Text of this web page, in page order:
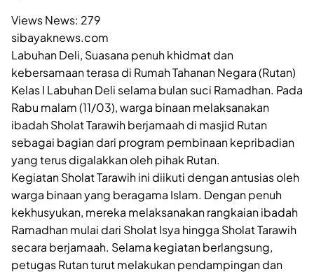
Views News: 279
sibayaknews.com
Labuhan Deli, Suasana penuh khidmat dan
kebersamaan terasa di Rumah Tahanan Negara (Rutan)
Kelas I Labuhan Deli selama bulan suci Ramadhan. Pada
Rabu malam (11/03), warga binaan melaksanakan
ibadah Sholat Tarawih berjamaah di masjid Rutan
sebagai bagian dari program pembinaan kepribadian
yang terus digalakkan oleh pihak Rutan.
Kegiatan Sholat Tarawih ini diikuti dengan antusias oleh
warga binaan yang beragama Islam. Dengan penuh
kekhusyukan, mereka melaksanakan rangkaian ibadah
Ramadhan mulai dari Sholat Isya hingga Sholat Tarawih
secara berjamaah. Selama kegiatan berlangsung,
petugas Rutan turut melakukan pendampingan dan